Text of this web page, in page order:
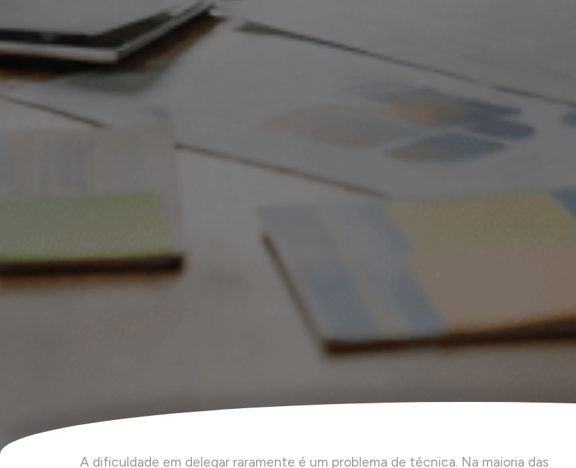
A dificuldade em delegar raramente é um problema de técnica. Na maioria das